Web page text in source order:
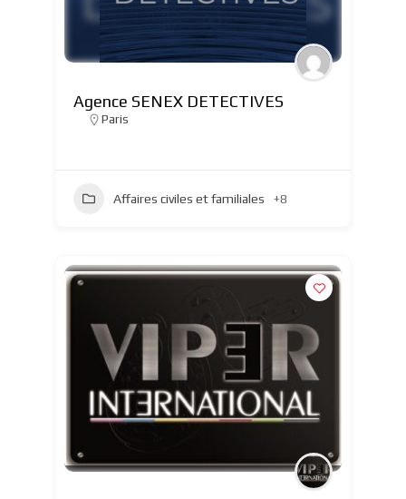
Agence SENEX DETECTIVES
Paris
Affaires civiles et familiales +8